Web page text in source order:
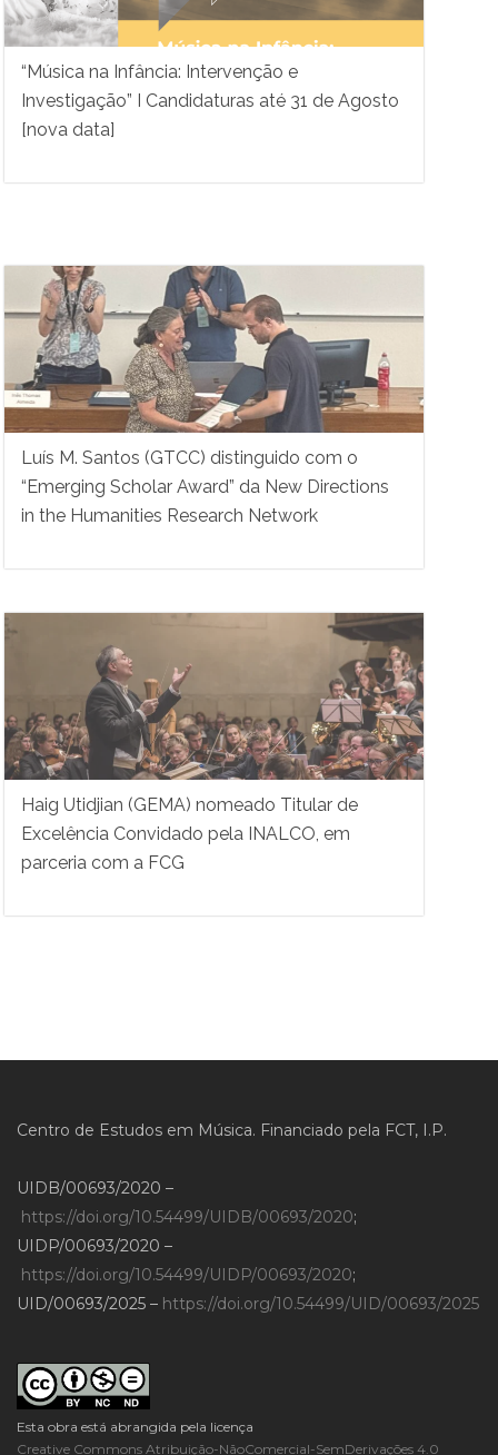
“Música na Infância: Intervenção e
Investigação” I Candidaturas até 31 de Agosto
[nova data]
Luís M. Santos (GTCC) distinguido com o
“Emerging Scholar Award” da New Directions
in the Humanities Research Network
Haig Utidjian (GEMA) nomeado Titular de
Excelência Convidado pela INALCO, em
parceria com a FCG
Centro de Estudos em Música. Financiado pela FCT, I.P.
UIDB/00693/2020 –
https://doi.org/10.54499/UIDB/00693/2020;
UIDP/00693/2020 –
https://doi.org/10.54499/UIDP/00693/2020;
UID/00693/2025 – https://doi.org/10.54499/UID/00693/2025
Esta obra está abrangida pela licença
Creative Commons Atribuição-NãoComercial-SemDerivações 4.0